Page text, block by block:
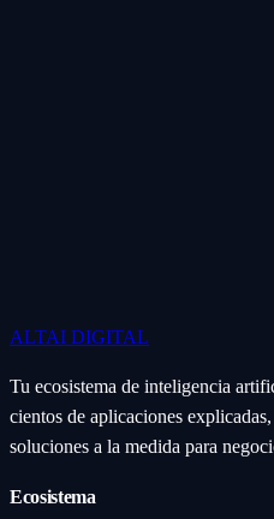
ALTAI DIGITAL
Tu ecosistema de inteligencia
cientos de aplicaciones
soluciones a la medida para
Ecosistema